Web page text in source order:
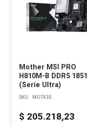
Mother MSI PRO
H810M-B DDR5 1851
(Serie Ultra)
SKU: MOT435
$ 205.218,23